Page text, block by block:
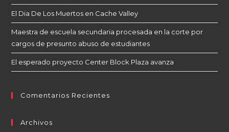
El Dia De Los Muertos en Cache Valley
Maestra de escuela secundaria procesada en la corte por
cargos de presunto abuso de estudiantes
El esperado proyecto Center Block Plaza avanza
Comentarios Recientes
Archivos